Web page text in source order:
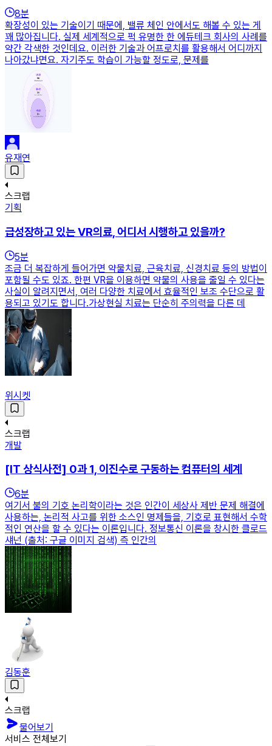
8분
확장성이 있는 기술이기 때문에, 밸류 체인 안에서도 해볼 수 있는 게
꽤 많아집니다. 실제 세계적으로 퍽 유명한 한 에듀테크 회사의 사례를
약간 각색한 것인데요. 이러한 기술과 어프로치를 활용해서 어디까지
나아갔냐면요. 자기주도 학습이 가능할 정도로, 문제를
유재연
스크랩
기획
급성장하고 있는 VR의료, 어디서 시행하고 있을까?
5분
조금 더 복잡하게 들어가면 약물치료, 근육치료, 신경치료 등의 방법이
포함될 수도 있죠. 한편 VR을 이용하면 약물의 사용을 줄일 수 있다는
사실이 알려지면서, 여러 다양한 치료에서 효율적인 보조 수단으로 활
용되고 있기도 합니다.가상현실 치료는 단순히 주의력을 다른 데
위시켓
스크랩
개발
[IT 상식사전] 0과 1, 이진수로 구동하는 컴퓨터의 세계
6분
여기서 불의 기호 논리학이라는 것은 인간이 세상사 제반 문제 해결에
사용하는, 논리적 사고를 위한 소스인 명제들을, 기호로 표현해서 수학
적인 연산을 할 수 있다는 이론입니다. 정보통신 이론을 창시한 클로드
섀넌 (출처: 구글 이미지 검색) 즉 인간의
김동훈
스크랩
물어보기
서비스 전체보기